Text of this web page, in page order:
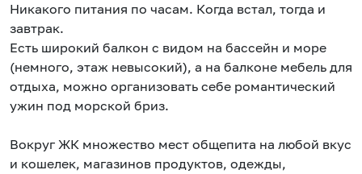
Никакого питания по часам. Когда встал, тогда и
завтрак.
Есть широкий балкон с видом на бассейн и море
(немного, этаж невысокий), а на балконе мебель для
отдыха, можно организовать себе романтический
ужин под морской бриз.
Вокруг ЖК множество мест общепита на любой вкус
и кошелек, магазинов продуктов, одежды,